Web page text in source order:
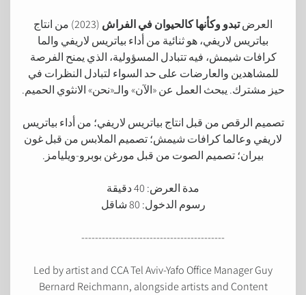
العرضتبدو وكأنها كالحيوان في الفراش
(2023) من انتاج
بياتريس لاريفي، هو ثنائية من أداء بياتريس لاريفي والما
كرافات شيمش، فيه تتبادل المسؤولية، الذي يمنح الفرصة
للمشاهدين والعارضات على حد السواء لتبادل النظرات في
حيز مشترك. يبحث العمل عن «الآن» والـ«نحن» الانثوي الحميم.
تصميم الرقص من قبل انتاج بياتريس لاريفي؛ من أداء بياتريس
لاريفي وعالما كرافات شيمش؛ تصميم الملابس من قبل غون
بيران؛ تصميم الصوت من قبل مورغن بوبرو-ويليامز.
مدة العرض: 40 دقيقة
رسوم الدخول: 80 شاقل
------------------------------------------
Led by artist and CCA Tel Aviv-Yafo Office Manager Guy
Bernard Reichmann, alongside artists and Content